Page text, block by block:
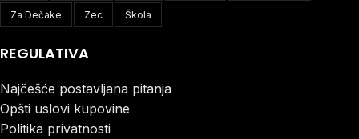
Za Dečake Zec Škola
REGULATIVA
Najčešće postavljana pitanja
Opšti uslovi kupovine
Politika privatnosti